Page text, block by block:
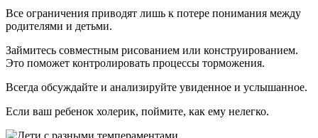
Все ограничения приводят лишь к потере понимания между
родителями и детьми.
Займитесь совместным рисованием или конструированием.
Это поможет контролировать процессы торможения.
Всегда обсуждайте и анализируйте увиденное и услышанное.
Если ваш ребенок холерик, поймите, как ему нелегко.